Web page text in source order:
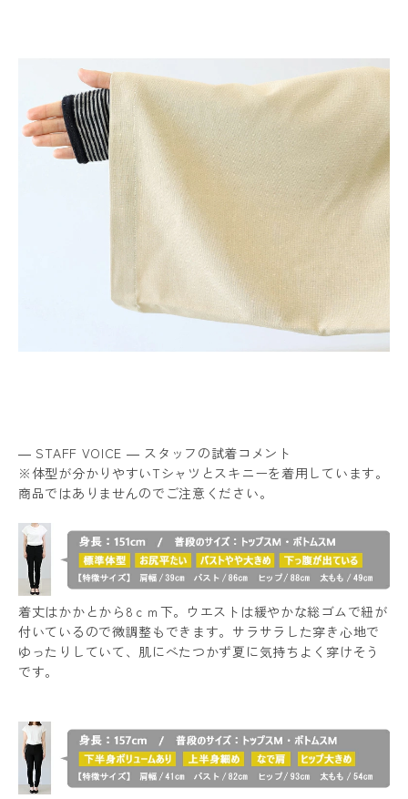
― STAFF VOICE ― スタッフの試着コメント
※体型が分かりやすいTシャツとスキニーを着用しています。
商品ではありませんのでご注意ください。
着丈はかかとから8ｃｍ下。ウエストは緩やかな総ゴムで紐が
付いているので微調整もできます。サラサラした穿き心地で
ゆったりしていて、肌にべたつかず夏に気持ちよく穿けそう
です。